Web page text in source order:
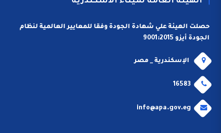
حصلت الهيئة علي شهادة الجودة وفقا للمعايير العالمية لنظام
الجودة أيزو 9001:2015
الإسكندرية _ مصر
16583
info@apa.gov.eg